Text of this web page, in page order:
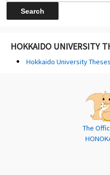
HOKKAIDO UNIVERSITY
Hokkaido University
The